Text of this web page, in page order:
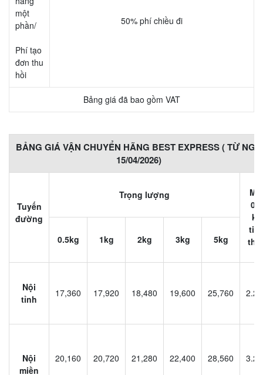
một
phần/
Phí tạo
đơn thu
hồi
50% phí chiều đi
Bảng giá đã bao gồm VAT
BẢNG GIÁ VẬN CHUYỂN HÃNG BEST EXPRESS ( TỪ
15/04/2026)
Tuyến
đường
Trọng lượng
0,5
kg
0.5kg 1kg 2kg 3kg 5kg
Nội
tỉnh
17,360 17,920 18,480 19,600 25,760
Nội
miền
20,160 20,720 21,280 22,400 28,560